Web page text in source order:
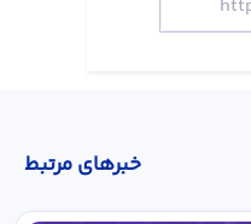
خبر‌های مرتبط